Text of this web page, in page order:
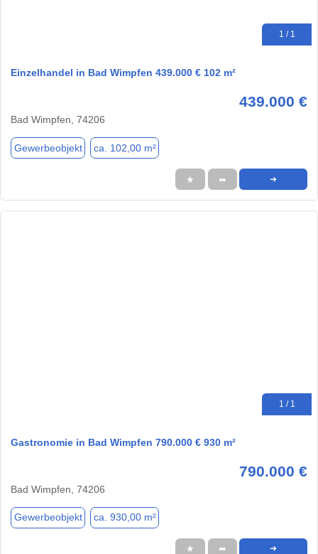
1 / 1
Einzelhandel in Bad Wimpfen 439.000 € 102 m²
439.000 €
Bad Wimpfen, 74206
Gewerbeobjekt ca. 102,00 m²
★ ➦ ➜
1 / 1
Gastronomie in Bad Wimpfen 790.000 € 930 m²
790.000 €
Bad Wimpfen, 74206
Gewerbeobjekt ca. 930,00 m²
★ ➦ ➜